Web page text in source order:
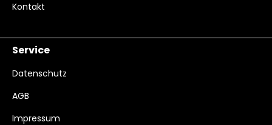
Kontakt
Service
Datenschutz
AGB
Impressum